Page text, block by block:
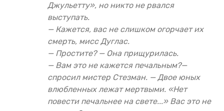
Джульетту», но никто не рвался
выступать.
— Кажется, вас не слишком огорчает их
смерть, мисс Дуглас.
— Простите? — Она прищурилась.
— Вам это не кажется печальным?—
спросил мистер Стезман. — Двое юных
влюбленных лежат мертвыми. «Нет
повести печальнее на свете...» Вас это не